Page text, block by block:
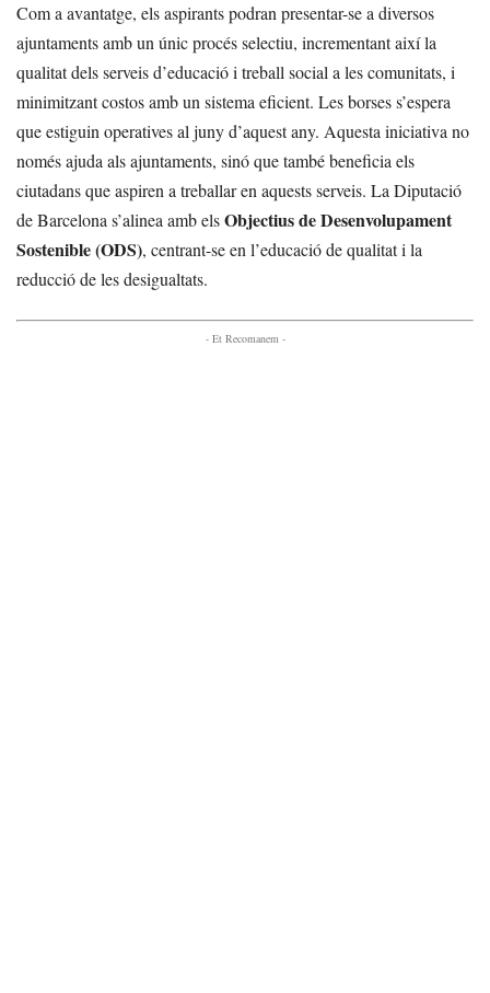
Com a avantatge, els aspirants podran presentar-se a diversos
ajuntaments amb un únic procés selectiu, incrementant així la
qualitat dels serveis d’educació i treball social a les comunitats, i
minimitzant costos amb un sistema eficient. Les borses s’espera
que estiguin operatives al juny d’aquest any. Aquesta iniciativa no
només ajuda als ajuntaments, sinó que també beneficia els
ciutadans que aspiren a treballar en aquests serveis. La Diputació
de Barcelona s’alinea amb elsObjectius de Desenvolupament
Sostenible (ODS), centrant-se en l’educació de qualitat i la
reducció de les desigualtats.
- Et Recomanem -